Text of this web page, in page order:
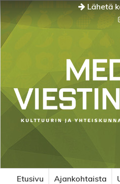
Lähetä
Etusivu Ajankohtaista